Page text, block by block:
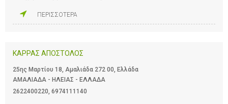
ΠΕΡΙΣΣΟΤΕΡΑ
ΚΑΡΡΑΣ ΑΠΟΣΤΟΛΟΣ
25ης Μαρτίου 18, Αμαλιάδα 272 00, Ελλάδα
ΑΜΑΛΙΑΔΑ - ΗΛΕΙΑΣ - ΕΛΛΑΔΑ
2622400220 6974111140